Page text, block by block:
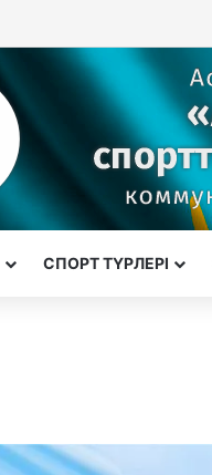
CПОРТ ТҮРЛЕРІ